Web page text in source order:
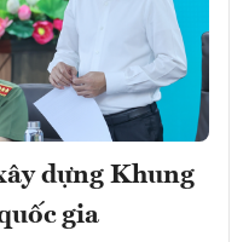
dựng Khung
gia